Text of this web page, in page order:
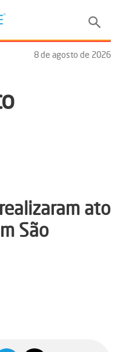
8 de agosto de 2026
ato
São